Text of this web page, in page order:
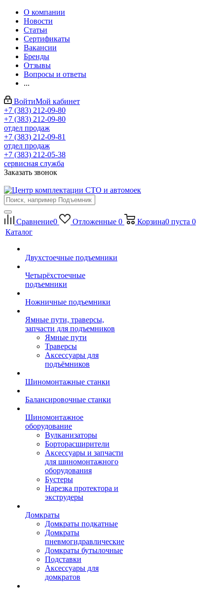
О компании
Новости
Статьи
Сертификаты
Вакансии
Бренды
Отзывы
Вопросы и ответы
...
ВойтиМой кабинет
+7 (383) 212-09-80
+7 (383) 212-09-80
отдел продаж
+7 (383) 212-09-81
отдел продаж
+7 (383) 212-05-38
сервисная служба
Заказать звонок
Сравнение0 Отложенные 0 Корзина0 пуста 0
Каталог
Двухстоечные подъемники
Четырёхстоечные
подъемники
Ножничные подъемники
Ямные пути, траверсы,
запчасти для подъемников
Ямные пути
Траверсы
Аксессуары для
подъёмников
Шиномонтажные станки
Балансировочные станки
Шиномонтажное
оборудование
Вулканизаторы
Борторасширители
Аксессуары и запчасти
для шиномонтажного
оборудования
Бустеры
Нарезка протектора и
экструдеры
Домкраты
Домкраты подкатные
Домкраты
пневмогидравлические
Домкраты бутылочные
Подставки
Аксессуары для
домкратов